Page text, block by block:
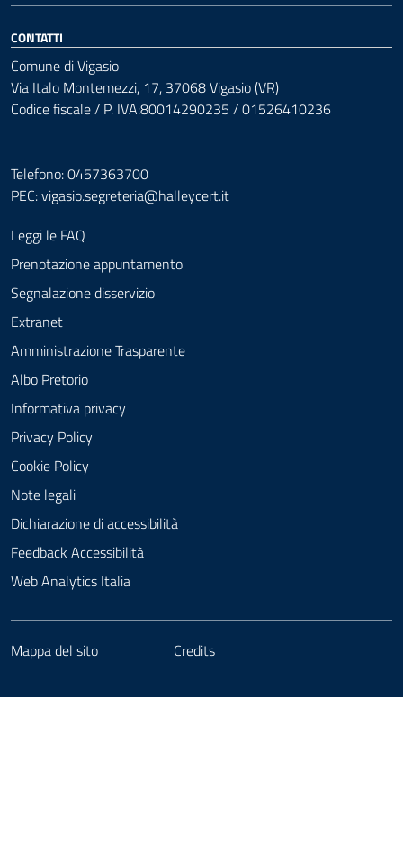
CONTATTI
Comune di Vigasio
Via Italo Montemezzi, 17, 37068 Vigasio (VR)
Codice fiscale / P. IVA:80014290235 / 01526410236
Telefono: 0457363700
PEC:vigasio.segreteria@halleycert.it
Leggi le FAQ
Prenotazione appuntamento
Segnalazione disservizio
Extranet
Amministrazione Trasparente
Albo Pretorio
Informativa privacy
Privacy Policy
Cookie Policy
Note legali
Dichiarazione di accessibilità
Feedback Accessibilità
Web Analytics Italia
Mappa del sito Credits